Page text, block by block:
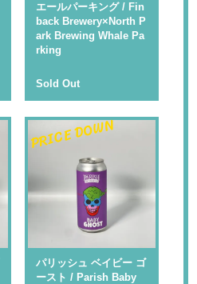
エールパーキング / Fin
back Brewery×North P
ark Brewing Whale Pa
rking
Sold Out
PRICE DOWN
パリッシュ ベイビー ゴ
ースト / Parish Baby